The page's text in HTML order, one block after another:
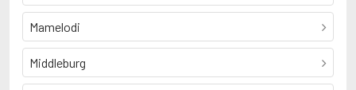
Mamelodi
Middleburg